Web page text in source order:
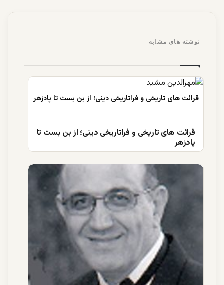
نوشته های مشابه
قرائت های تاریخی و فراتاریخی دینی؛ از بن بست تا
پادزهر